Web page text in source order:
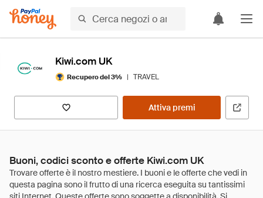
Kiwi.com UK
Recupero del 3% | TRAVEL
Attiva premi
Buoni, codici sconto e offerte Kiwi.com UK